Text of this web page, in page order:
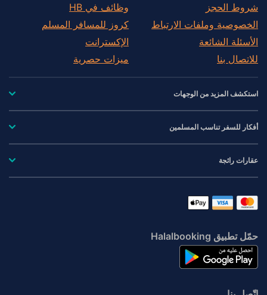
شروط الحجز
الخصوصية وملفات الارتباط
الأسئلة الشائعة
للاتصال بنا
وظائف في HB
كروز للمسافر المسلم
الإكسترانت
ميزات حصرية
استكشف المزيد من الوجهات
أفكار للسفر تناسب المسلمين
عقارات رائجة
حمّل تطبيق Halalbooking